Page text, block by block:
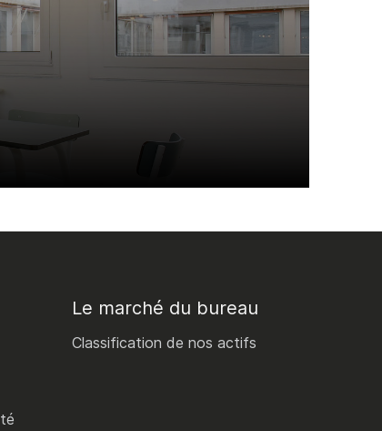
Le marché du bureau
Classification de nos actifs